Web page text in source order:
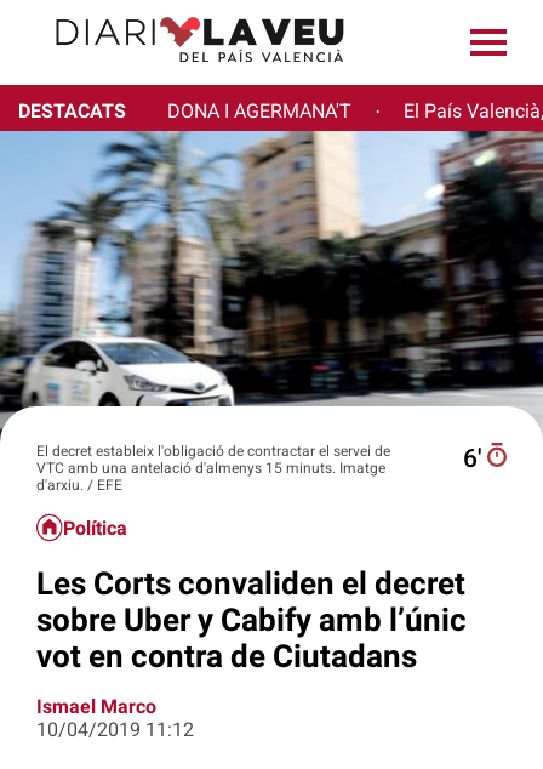
DESTACATS DONA I AGERMANA'T · El País
El decret estableix l'obligació de contractar el servei de
VTC amb una antelació d'almenys 15 minuts. Imatge
d'arxiu. / EFE
6′
Política
Les Corts convaliden el decret
sobre Uber y Cabify amb l’únic
vot en contra de Ciutadans
Ismael Marco
10/04/2019 11:12